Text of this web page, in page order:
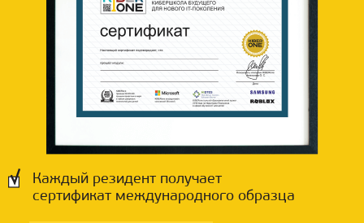
Каждый резидент получает
сертификат международного образца